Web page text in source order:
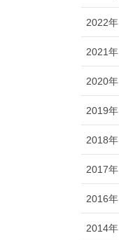
2022年
2021年
2020年
2019年
2018年
2017年
2016年
2014年